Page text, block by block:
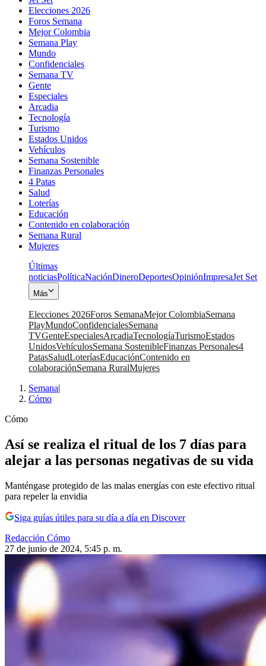
Elecciones 2026
Foros Semana
Mejor Colombia
Semana Play
Mundo
Confidenciales
Semana TV
Gente
Especiales
Arcadia
Tecnología
Turismo
Estados Unidos
Vehículos
Semana Sostenible
Finanzas Personales
4 Patas
Salud
Loterías
Educación
Contenido en colaboración
Semana Rural
Mujeres
Últimas
noticiasPolíticaNaciónDineroDeportesOpiniónImpresaJet Set
Más
Elecciones 2026Foros SemanaMejor ColombiaSemana
PlayMundoConfidencialesSemana
TVGenteEspecialesArcadiaTecnologíaTurismoEstados
UnidosVehículosSemana SostenibleFinanzas Personales4
PatasSaludLoteríasEducaciónContenido en
colaboraciónSemana RuralMujeres
Semana|
Cómo
Cómo
Así se realiza el ritual de los 7 días para
alejar a las personas negativas de su vida
Manténgase protegido de las malas energías con este efectivo ritual
para repeler la envidia
Siga guías útiles para su día a día en Discover
Redacción Cómo
27 de junio de 2024, 5:45 p. m.